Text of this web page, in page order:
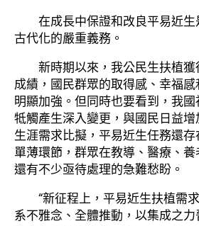
在成長中保證和改良平易近
古代化的嚴重義務。
新時期以來，我公民生扶植
成績，國民群眾的取得感、幸福
明顯加強。但同時也要看到，我國
牴觸產生深入變更，與國民日益增
生涯需求比擬，平易近生任務還存
單薄環節，群眾在教導、醫療、養
還有不少亟待處理的急難愁盼。
“新征程上，平易近生扶植需
系不雅念、全體推動，以集成之